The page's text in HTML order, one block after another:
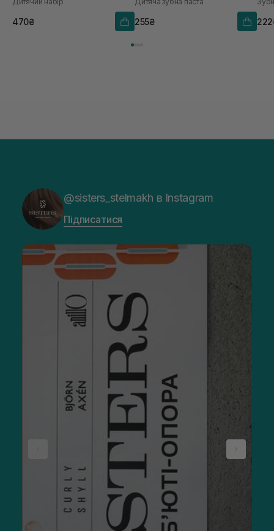
470₴ 255₴
@sisters_stelmakh в Instagram
Підписатися